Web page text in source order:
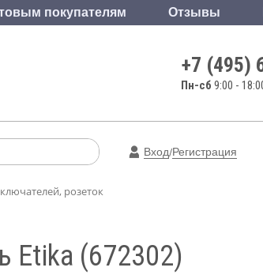
покупателям Отзывы
+7 (495)
Пн-сб 9:00 -
Вход/Регистрация
розеток
Etika (672302)